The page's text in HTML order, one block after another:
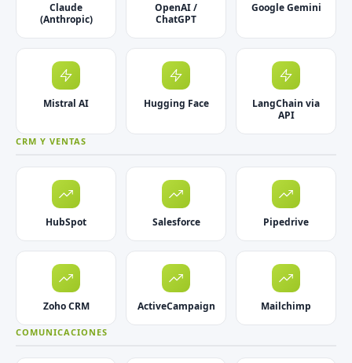
Claude
(Anthropic)
OpenAI /
ChatGPT
Google Gemini
Mistral AI Hugging Face
LangChain via
API
CRM Y VENTAS
HubSpot Salesforce Pipedrive
Zoho CRM ActiveCampaign Mailchimp
COMUNICACIONES